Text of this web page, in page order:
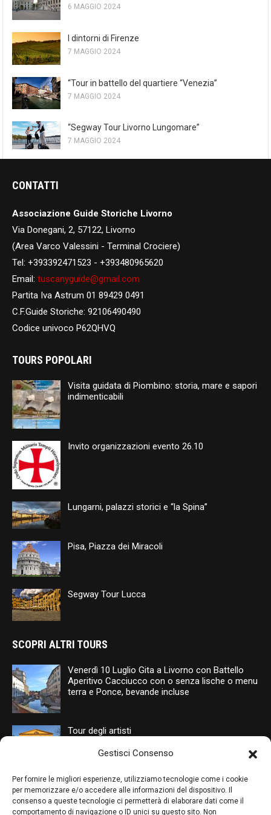
Gestisci Consenso
Per fornire le migliori esperienze, utilizziamo tecnologie come i cookie
per memorizzare e/o accedere alle informazioni del dispositivo. Il
consenso a queste tecnologie ci permetterà di elaborare dati come il
comportamento di navigazione o ID unici su questo sito. Non
6 MAGGIO 2024
I dintorni di Firenze
7 MAGGIO 2024
“Tour in battello del quartiere “Venezia”
7 MAGGIO 2024
“Segway Tour Livorno Lungomare”
7 MAGGIO 2024
CONTATTI
Associazione Guide Storiche Livorno
Via Donegani, 2, 57122, Livorno
(Area Varco Valessini - Terminal Crociere)
Tel: +393392471523 - +393480965620
Email: tuscanyguide@gmail.com
Partita Iva Astrum 01 89429 0491
C.F.Guide Storiche: 92106490490
Codice univoco P62QHVQ
TOURS POPOLARI
Visita guidata di Piombino: storia, mare e sapori
indimenticabili
Invito organizzazioni evento 26.10
Lungarni, palazzi storici e “la Spina”
Pisa, Piazza dei Miracoli
Segway Tour Lucca
SCOPRI ALTRI TOURS
Venerdì 10 Luglio Gita a Livorno con Battello
Aperitivo Cacciucco con o senza lische o menu
terra e Ponce, bevande incluse
Tour degli artisti
Segway Tour Lucca